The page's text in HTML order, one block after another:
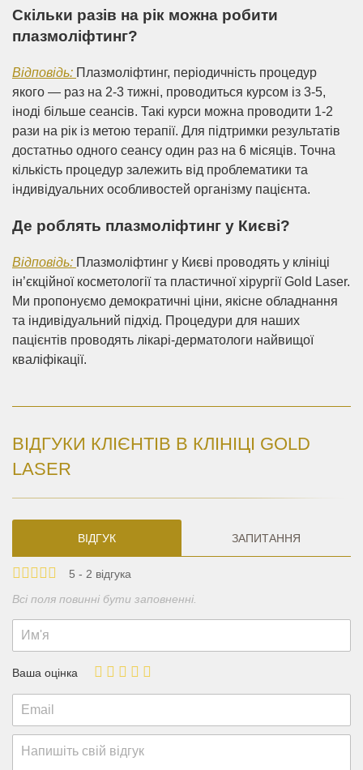
Скільки разів на рік можна робити
плазмоліфтинг?
Відповідь: Плазмоліфтинг, періодичність процедур
якого — раз на 2-3 тижні, проводиться курсом із 3-5,
іноді більше сеансів. Такі курси можна проводити 1-2
рази на рік із метою терапії. Для підтримки результатів
достатньо одного сеансу один раз на 6 місяців. Точна
кількість процедур залежить від проблематики та
індивідуальних особливостей організму пацієнта.
Де роблять плазмоліфтинг у Києві?
Відповідь: Плазмоліфтинг у Києві проводять у клініці
ін’єкційної косметології та пластичної хірургії Gold Laser.
Ми пропонуємо демократичні ціни, якісне обладнання
та індивідуальний підхід. Процедури для наших
пацієнтів проводять лікарі-дерматологи найвищої
кваліфікації.
ВІДГУКИ КЛІЄНТІВ В КЛІНІЦІ GOLD
LASER
ВІДГУК ЗАПИТАННЯ
5 - 2 відгука
Всі поля повинні бути заповненні.
Ваша оцінка